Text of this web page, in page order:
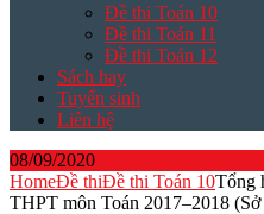
Đề thi Toán 10
Đề thi Toán 11
Đề thi Toán 12
Sách hay
Tuyển sinh
Liên hệ
08/09/2020
HomeĐề thiĐề thi Toán 10Tổng
THPT môn Toán 2017–2018